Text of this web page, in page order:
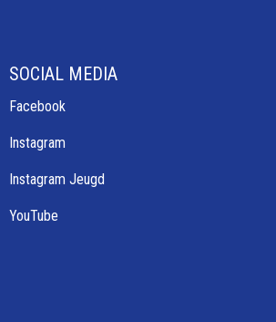
SOCIAL MEDIA
Facebook
Instagram
Instagram Jeugd
YouTube